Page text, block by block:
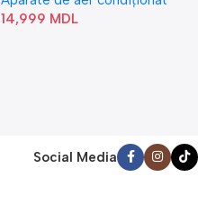
14,999 MDL
Social Media